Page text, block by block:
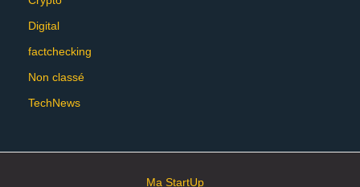
Digital
factchecking
Non classé
TechNews
Ma StartUp